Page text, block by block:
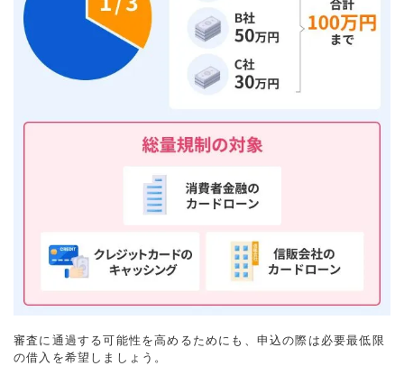
審査に通過する可能性を高めるためにも、申込の際は必要最低限
の借入を希望しましょう。